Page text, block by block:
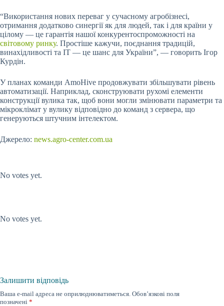
“Використання нових переваг у сучасному агробізнесі,
отримання додатково синергії як для людей, так і для країни у
цілому — це гарантія нашої конкурентоспроможності на
світовому ринку. Простіше кажучи, поєднання традицій,
винахідливості та ІТ — це шанс для України”, — говорить Ігор
Курдін.
У планах команди AmoHive продовжувати збільшувати рівень
автоматизації. Наприклад, сконструювати рухомі елементи
конструкції вулика так, щоб вони могли змінювати параметри та
мікроклімат у вулику відповідно до команд з сервера, що
генеруються штучним інтелектом.
Джерело: news.agro-center.com.ua
No votes yet.
No votes yet.
Залишити відповідь
Ваша e-mail адреса не оприлюднюватиметься. Обов’язкові поля
позначені *